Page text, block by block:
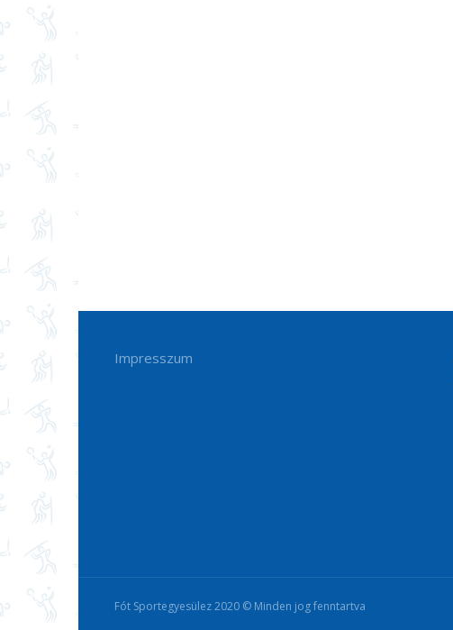
Impresszum
Fót Sportegyesülez 2020 © Minden jog fenntartva